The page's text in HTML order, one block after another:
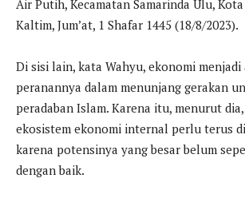
Air Putih, Kecamatan Samarinda Ulu,
Kaltim, Jum’at, 1 Shafar 1445 (18/8/2023).
Di sisi lain, kata Wahyu, ekonomi
peranannya dalam menunjang gerakan
peradaban Islam. Karena itu, menurut
ekosistem ekonomi internal perlu terus
karena potensinya yang besar belum
dengan baik.